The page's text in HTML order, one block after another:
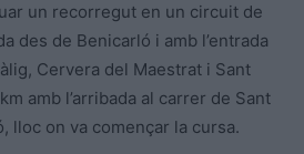
un recorregut en un circuit de
des de Benicarló i amb l’entrada
Cervera del Maestrat i Sant
amb l’arribada al carrer de Sant
lloc on va començar la cursa.